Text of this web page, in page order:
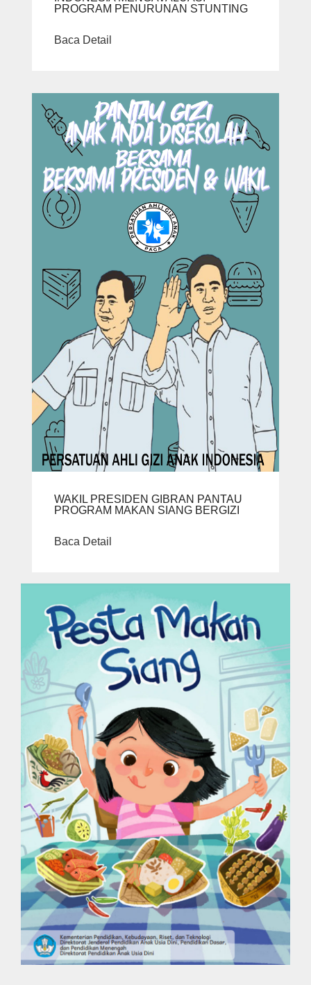
PROGRAM PENURUNAN STUNTING
Baca Detail
WAKIL PRESIDEN GIBRAN PANTAU
PROGRAM MAKAN SIANG BERGIZI
Baca Detail